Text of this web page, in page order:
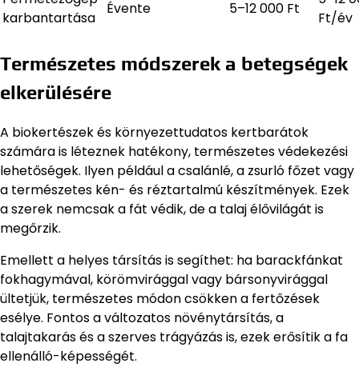
karbantartása
Évente 5–12 000 Ft
Ft/év
Természetes módszerek a betegségek
elkerülésére
A biokertészek és környezettudatos kertbarátok
számára is léteznek hatékony, természetes védekezési
lehetőségek. Ilyen például a csalánlé, a zsurló főzet vagy
a természetes kén- és réztartalmú készítmények. Ezek
a szerek nemcsak a fát védik, de a talaj élővilágát is
megőrzik.
Emellett a helyes társítás is segíthet: ha barackfánkat
fokhagymával, körömvirággal vagy bársonyvirággal
ültetjük, természetes módon csökken a fertőzések
esélye. Fontos a változatos növénytársítás, a
talajtakarás és a szerves trágyázás is, ezek erősítik a fa
ellenálló-képességét.